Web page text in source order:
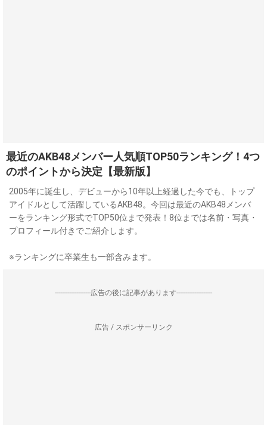
最近のAKB48メンバー人気順TOP50ランキング！4つ
のポイントから決定【最新版】
2005年に誕生し、デビューから10年以上経過した今でも、トップ
アイドルとして活躍しているAKB48。今回は最近のAKB48メンバ
ーをランキング形式でTOP50位まで発表！8位までは名前・写真・
プロフィール付きでご紹介します。
※ランキングに卒業生も一部含みます。
--------------------広告の後に記事があります--------------------
広告 / スポンサーリンク